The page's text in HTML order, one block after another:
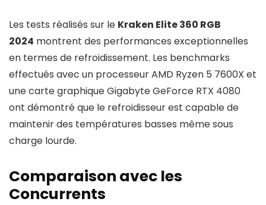
Les tests réalisés sur le Kraken Elite 360 RGB
2024 montrent des performances exceptionnelles
en termes de refroidissement. Les benchmarks
effectués avec un processeur AMD Ryzen 5 7600X et
une carte graphique Gigabyte GeForce RTX 4080
ont démontré que le refroidisseur est capable de
maintenir des températures basses même sous
charge lourde.
Comparaison avec les
Concurrents